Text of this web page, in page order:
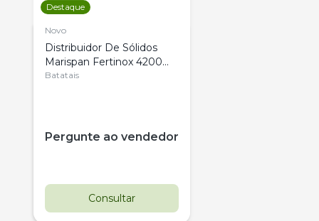
Destaque
Novo
Distribuidor De Sólidos
Marispan Fertinox 4200
Citrus
Batatais
Pergunte ao vendedor
Consultar